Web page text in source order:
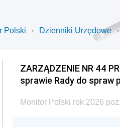
Polski Dzienniki Urzędowe
ZARZĄDZENIE NR 44
sprawie Rady do spraw
Monitor Polski rok 2026